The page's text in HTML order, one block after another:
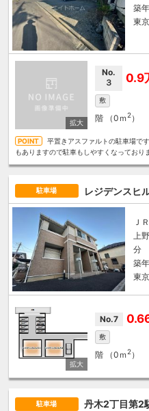
築
東
No.
３
0.9
敷
階 （0ｍ 2）
平置きアスファルトの駐車場で
もありますので駐車もしやすくなっており
駐車場 レジデンスヒ
Ｊ
上
分
築
東
No.7
敷
階 （0ｍ 2）
駐車場 丹木2丁目第2